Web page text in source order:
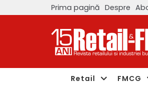
Prima pagină Despre
Retail FMCG